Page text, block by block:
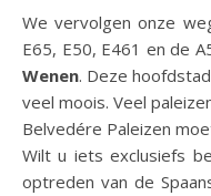
We vervolgen onze
E65, E50, E461 en de
Wenen. Deze
veel moois. Veel
Belvedére Paleizen
Wilt u iets exclusiefs
optreden van de